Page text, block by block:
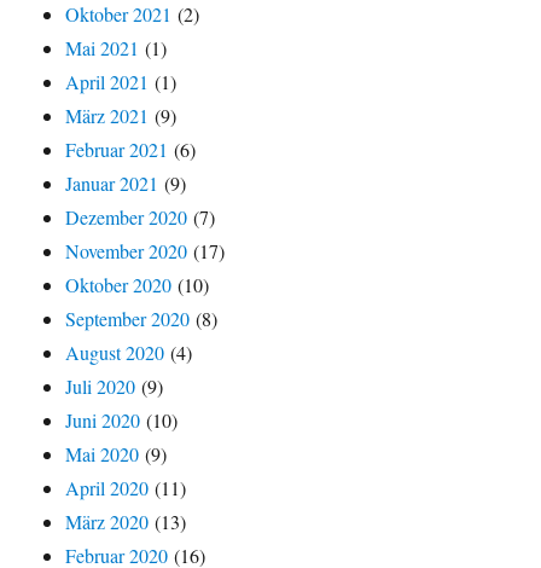
Oktober 2021 (2)
Mai 2021 (1)
April 2021 (1)
März 2021 (9)
Februar 2021 (6)
Januar 2021 (9)
Dezember 2020 (7)
November 2020 (17)
Oktober 2020 (10)
September 2020 (8)
August 2020 (4)
Juli 2020 (9)
Juni 2020 (10)
Mai 2020 (9)
April 2020 (11)
März 2020 (13)
Februar 2020 (16)